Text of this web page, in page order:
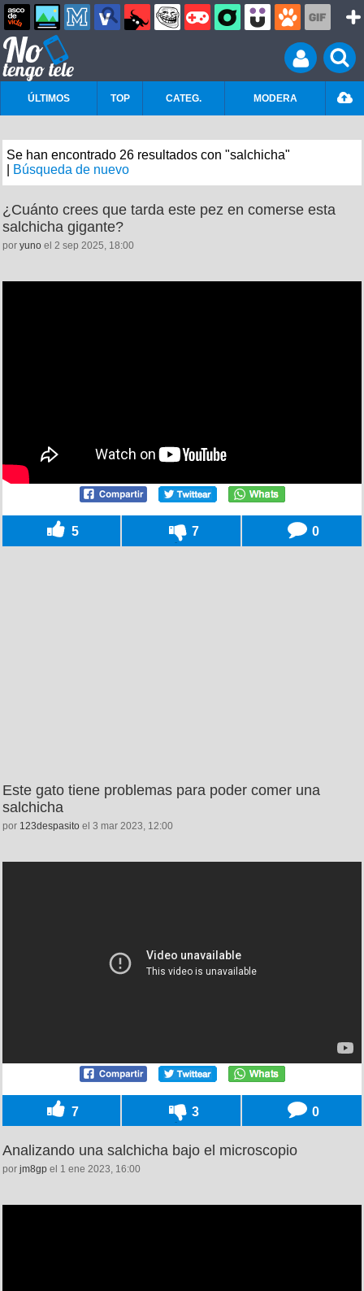
ÚLTIMOS TOP CATEG. MODERA
Se han encontrado 26 resultados con "salchicha"
Búsqueda de nuevo
¿Cuánto crees que tarda este pez en comerse esta
salchicha gigante?
por yuno el 2 sep 2025, 18:00
5 7 0
Este gato tiene problemas para poder comer una
salchicha
por 123despasito el 3 mar 2023, 12:00
7 3 0
Analizando una salchicha bajo el microscopio
por jm8gp el 1 ene 2023, 16:00